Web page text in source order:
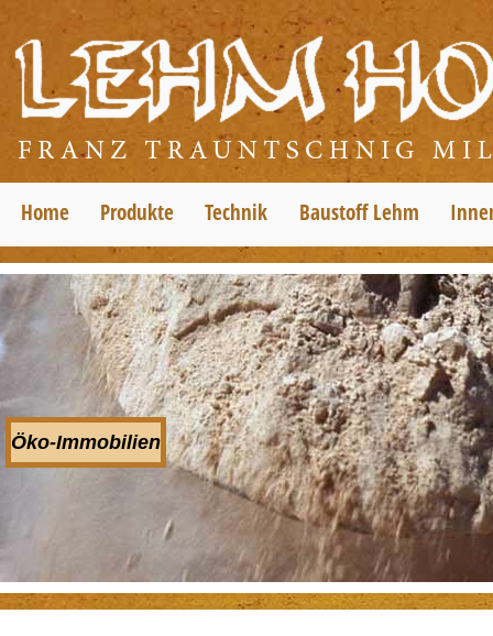
Home Produkte Technik Baustoff Lehm
Öko-Immobilien
Öko-Immobilien